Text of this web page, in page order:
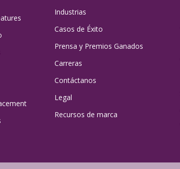
Industrias
Casos de Éxito
Prensa y Premios Ganados
Carreras
Contáctanos
Legal
Recursos de marca